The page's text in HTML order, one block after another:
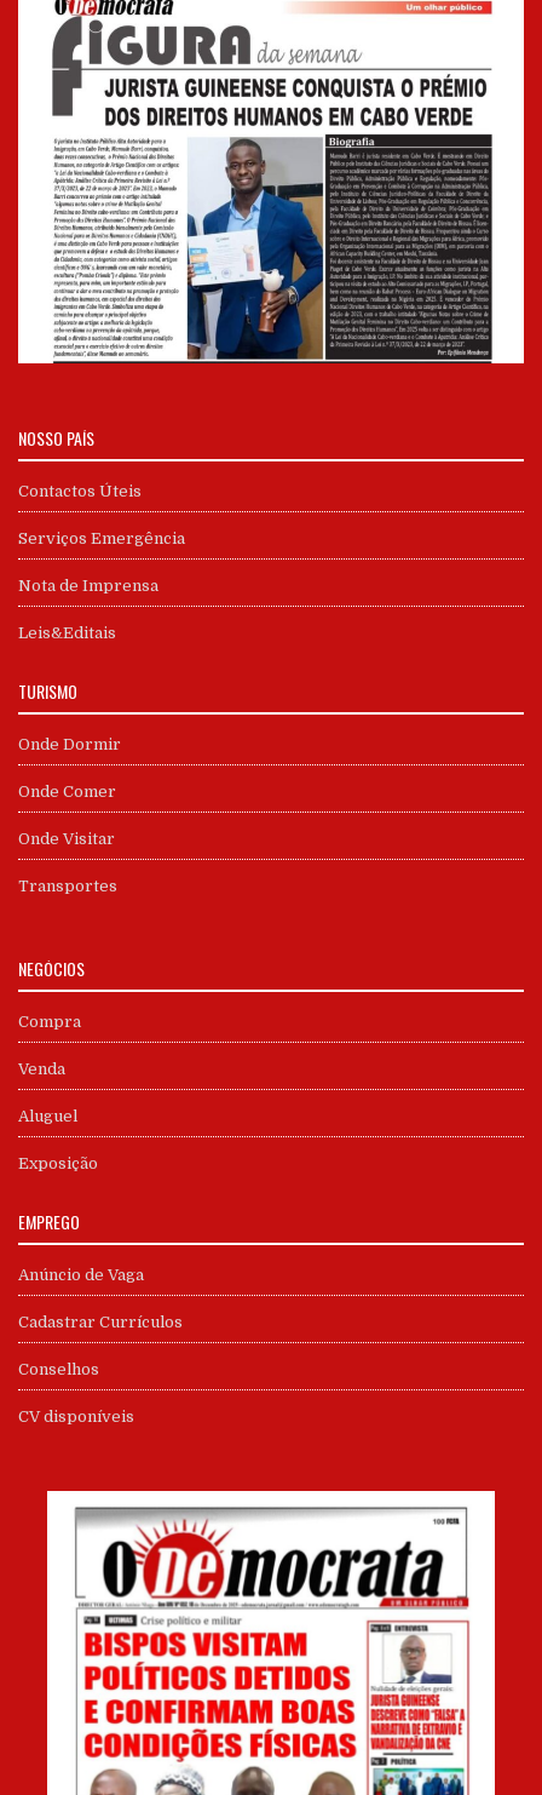
NOSSO PAÍS
Contactos Úteis
Serviços Emergência
Nota de Imprensa
Leis&Editais
TURISMO
Onde Dormir
Onde Comer
Onde Visitar
Transportes
NEGÓCIOS
Compra
Venda
Aluguel
Exposição
EMPREGO
Anúncio de Vaga
Cadastrar Currículos
Conselhos
CV disponíveis